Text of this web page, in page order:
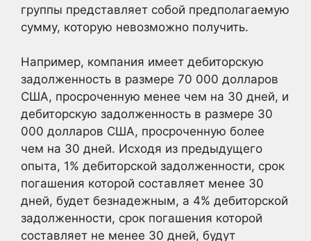
группы представляет собой предполагаемую
сумму, которую невозможно получить.
Например, компания имеет дебиторскую
задолженность в размере 70 000 долларов
США, просроченную менее чем на 30 дней, и
дебиторскую задолженность в размере 30
000 долларов США, просроченную более
чем на 30 дней. Исходя из предыдущего
опыта, 1% дебиторской задолженности, срок
погашения которой составляет менее 30
дней, будет безнадежным, а 4% дебиторской
задолженности, срок погашения которой
составляет не менее 30 дней, будут